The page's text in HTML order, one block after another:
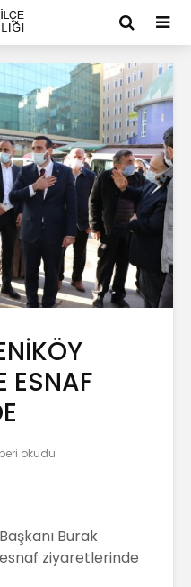
ESNAF
okudu
Burak
ziyaretlerinde